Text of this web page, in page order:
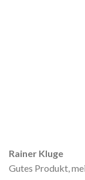
Rainer Kluge
Gutes Produkt,